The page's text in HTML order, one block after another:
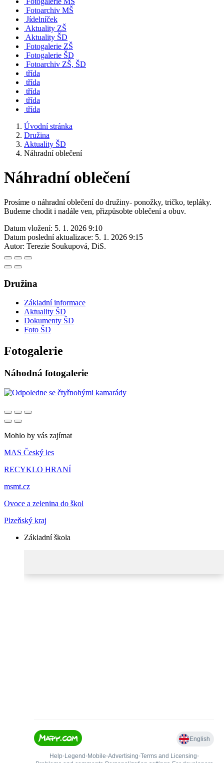
Fotoarchiv MŠ
Jídelníček
Aktuality ZŠ
Aktuality ŠD
Fotogalerie ZŠ
Fotogalerie ŠD
Fotoarchiv ZŠ, ŠD
třída
třída
třída
třída
třída
Úvodní stránka
Družina
Aktuality ŠD
Náhradní oblečení
Náhradní oblečení
Prosíme o náhradní oblečení do družiny- ponožky, tričko, tepláky.
Budeme chodit i nadále ven, přizpůsobte oblečení a obuv.
Datum vložení: 5. 1. 2026 9:10
Datum poslední aktualizace: 5. 1. 2026 9:15
Autor: Terezie Soukupová, DiS.
Družina
Základní informace
Aktuality ŠD
Dokumenty ŠD
Foto ŠD
Fotogalerie
Náhodná fotogalerie
Mohlo by vás zajímat
MAS Český les
RECYKLO HRANÍ
msmt.cz
Ovoce a zelenina do škol
Plzeňský kraj
Základní škola